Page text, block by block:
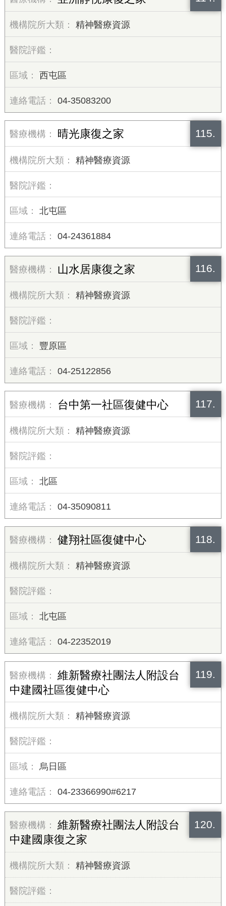
精神醫療資源
西屯區
04-35083200
115.
晴光康復之家
精神醫療資源
北屯區
04-24361884
116.
山水居康復之家
精神醫療資源
豐原區
04-25122856
117.
台中第一社區復健中心
精神醫療資源
北區
04-35090811
118.
健翔社區復健中心
精神醫療資源
北屯區
04-22352019
119.
維新醫療社團法人附設台
中建國社區復健中心
精神醫療資源
烏日區
04-23366990#6217
120.
維新醫療社團法人附設台
中建國康復之家
精神醫療資源